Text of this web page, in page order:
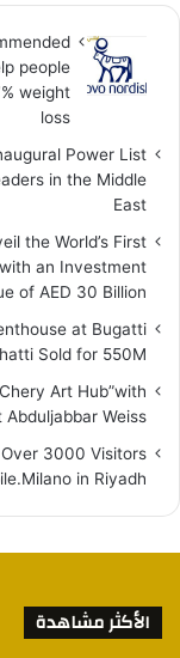
people
weight
loss
Power List
in the Middle
East
the World’s First
an Investment
of AED 30 Billion
at Bugatti
Sold for 550M
Art Hub”with
Weiss
3000 Visitors
in Riyadh
الأكثر مشاهدة